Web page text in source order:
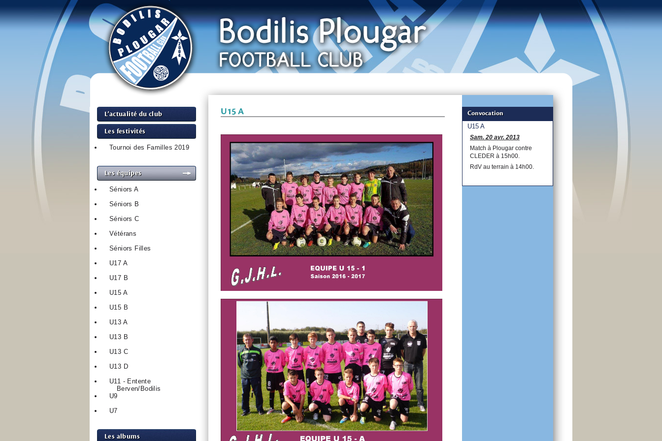
L’actualité du club
Les festivités
Tournoi des Familles 2019
Les équipes
Séniors A
Séniors B
Séniors C
Vétérans
Séniors Filles
U17 A
U17 B
U15 A
U15 B
U13 A
U13 B
U13 C
U13 D
U11 - Entente
Berven/Bodilis
U9
U7
Les albums
U15 A Convocation
U15 A
Sam. 20 avr. 2013
Match à Plougar contre
CLEDER à 15h00.
RdV au terrain à 14h00.